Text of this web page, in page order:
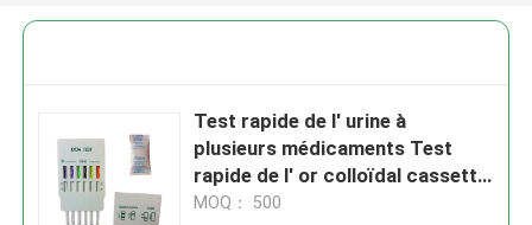
Test rapide de l' urine à
plusieurs médicaments Test
rapide de l' or colloïdal cassette
pour le diagnostic
MOQ： 500